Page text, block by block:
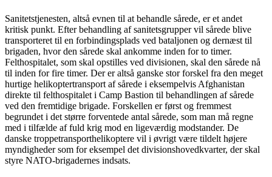
Sanitetstjenesten, altså evnen til at behandle sårede, er et andet
kritisk punkt. Efter behandling af sanitetsgrupper vil sårede blive
transporteret til en forbindingsplads ved bataljonen og dernæst til
brigaden, hvor den sårede skal ankomme inden for to timer.
Felthospitalet, som skal opstilles ved divisionen, skal den sårede nå
til inden for fire timer. Der er altså ganske stor forskel fra den meget
hurtige helikoptertransport af sårede i eksempelvis Afghanistan
direkte til felthospitalet i Camp Bastion til behandlingen af sårede
ved den fremtidige brigade. Forskellen er først og fremmest
begrundet i det større forventede antal sårede, som man må regne
med i tilfælde af fuld krig mod en ligeværdig modstander. De
danske troppetransporthelikoptere vil i øvrigt være tildelt højere
myndigheder som for eksempel det divisionshovedkvarter, der skal
styre NATO-brigadernes indsats.